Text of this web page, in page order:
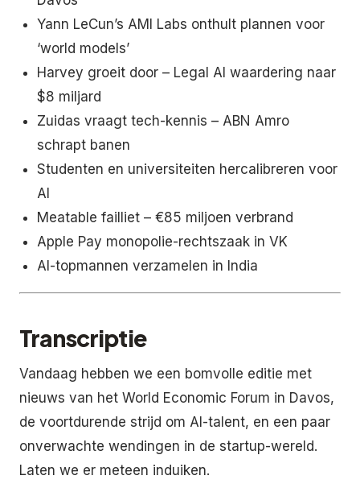
Yann LeCun’s AMI Labs onthult plannen voor
‘world models’
Harvey groeit door – Legal AI waardering naar
$8 miljard
Zuidas vraagt tech-kennis – ABN Amro
schrapt banen
Studenten en universiteiten hercalibreren voor
AI
Meatable failliet – €85 miljoen verbrand
Apple Pay monopolie-rechtszaak in VK
AI-topmannen verzamelen in India
Transcriptie
Vandaag hebben we een bomvolle editie met
nieuws van het World Economic Forum in Davos,
de voortdurende strijd om AI-talent, en een paar
onverwachte wendingen in de startup-wereld.
Laten we er meteen induiken.